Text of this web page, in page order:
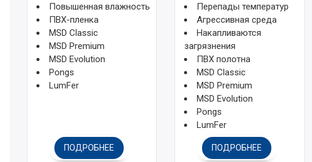
Повышенная влажность
ПВХ-пленка
MSD Classic
MSD Premium
MSD Evolution
Pongs
LumFer
ПОДРОБНЕЕ
Перепады температур
Агрессивная среда
Накапливаются
загрязнения
ПВХ полотна
MSD Classic
MSD Premium
MSD Evolution
Pongs
LumFer
ПОДРОБНЕЕ